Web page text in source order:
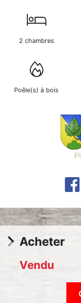
2 chambres
Poêle(s) à bois
Statut
Acheter
Vendu